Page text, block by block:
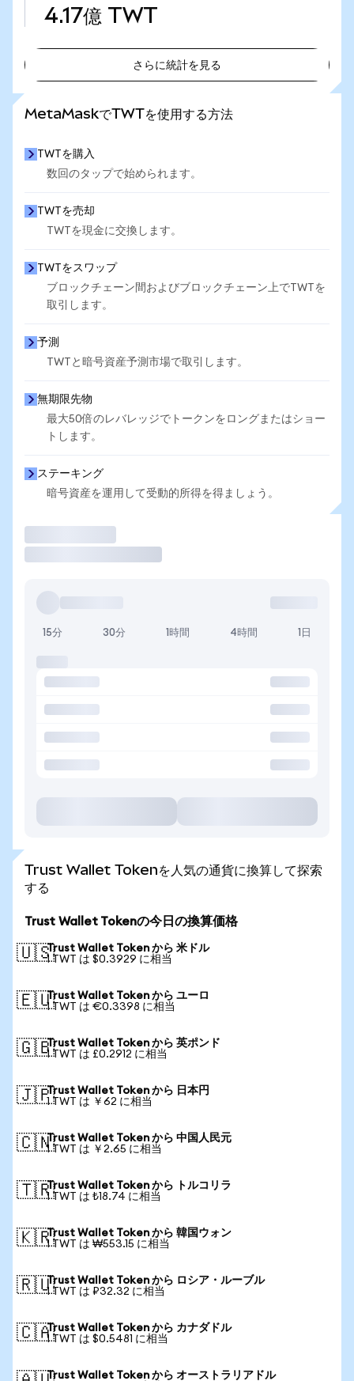
4.17億 TWT
さらに統計を見る
MetaMaskでTWTを使用する方法
TWTを購入
数回のタップで始められます。
TWTを売却
TWTを現金に交換します。
TWTをスワップ
ブロックチェーン間およびブロックチェーン上でTWTを
取引します。
予測
TWTと暗号資産予測市場で取引します。
無期限先物
最大50倍のレバレッジでトークンをロングまたはショー
トします。
ステーキング
暗号資産を運用して受動的所得を得ましょう。
15分 30分 1時間 4時間 1日
Trust Wallet Tokenを人気の通貨に換算して探索
する
Trust Wallet Tokenの今日の換算価格
🇺🇸Trust Wallet Token から 米ドル
1 TWT は $0.3929 に相当
🇪🇺Trust Wallet Token から ユーロ
1 TWT は €0.3398 に相当
🇬🇧Trust Wallet Token から 英ポンド
1 TWT は £0.2912 に相当
🇯🇵Trust Wallet Token から 日本円
1 TWT は ￥62 に相当
🇨🇳Trust Wallet Token から 中国人民元
1 TWT は ￥2.65 に相当
🇹🇷Trust Wallet Token から トルコリラ
1 TWT は ₺18.74 に相当
🇰🇷Trust Wallet Token から 韓国ウォン
1 TWT は ₩553.15 に相当
🇷🇺Trust Wallet Token から ロシア・ルーブル
1 TWT は ₽32.32 に相当
🇨🇦Trust Wallet Token から カナダドル
1 TWT は $0.5481 に相当
Trust Wallet Token から オーストラリアドル